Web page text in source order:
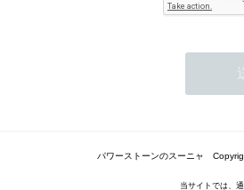
パワーストーンのスーニャ
当サイトでは、